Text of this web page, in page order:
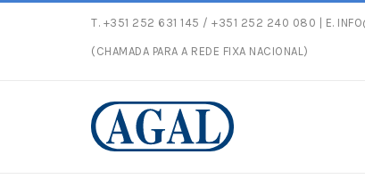
T. +351 252 631 145 / +351 252 240 080 | E.
(CHAMADA PARA A REDE FIXA NACIONAL)
Entregas gratuitas com peso máximo